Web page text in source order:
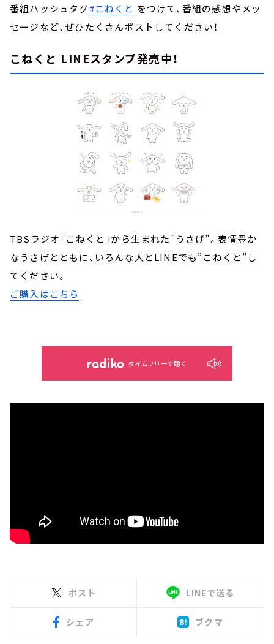
番組ハッシュタグ#こねくと をつけて、番組の感想やメッ
セージなど、ぜひたくさんポストしてください！
こねくと LINEスタンプ発売中！
TBSラジオ「こねくと」から生まれた”うさげ”。表情豊か
なうさげとともに、いろんな人とLINEでも”こねくと”し
てください。
ご購入はこちら
タイムフリーで聴く
ポスト LINEで送る
シェア ブクマ